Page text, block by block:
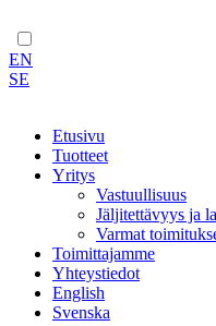
EN
SE
Etusivu
Tuotteet
Yritys
Vastuullisuus
Jäljitettävyys ja
Varmat
Toimittajamme
Yhteystiedot
English
Svenska